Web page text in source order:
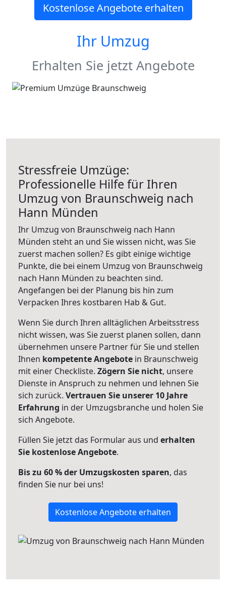
Kostenlose Angebote erhalten
Ihr Umzug
Erhalten Sie jetzt Angebote
Stressfreie Umzüge:
Professionelle Hilfe für Ihren
Umzug von Braunschweig nach
Hann Münden
Ihr Umzug von Braunschweig nach Hann
Münden steht an und Sie wissen nicht, was Sie
zuerst machen sollen? Es gibt einige wichtige
Punkte, die bei einem Umzug von Braunschweig
nach Hann Münden zu beachten sind.
Angefangen bei der Planung bis hin zum
Verpacken Ihres kostbaren Hab & Gut.
Wenn Sie durch Ihren alltäglichen Arbeitsstress
nicht wissen, was Sie zuerst planen sollen, dann
übernehmen unsere Partner für Sie und stellen
Ihnen kompetente Angebote in Braunschweig
mit einer Checkliste. Zögern Sie nicht, unsere
Dienste in Anspruch zu nehmen und lehnen Sie
sich zurück. Vertrauen Sie unserer 10 Jahre
Erfahrung in der Umzugsbranche und holen Sie
sich Angebote.
Füllen Sie jetzt das Formular aus und erhalten
Sie kostenlose Angebote.
Bis zu 60 % der Umzugskosten sparen, das
finden Sie nur bei uns!
Kostenlose Angebote erhalten